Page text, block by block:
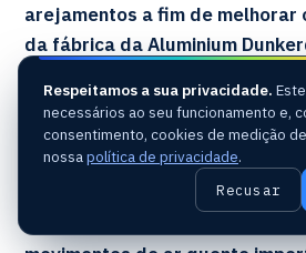
arejamentos a fim de
da fábrica da Aluminium
natural. A fábrica é composta
linha de produção de lingotes
capacidade de produção, está
temperatura
Respeitamos a sua privacidade.
necessários ao seu funcionamento e,
consentimento, cookies de medição
nossapolítica de privacidade.
Recusar